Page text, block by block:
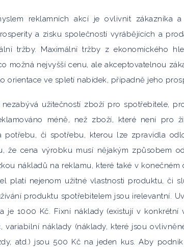
reklamních akcí je ovlivnit
a zisku společností vyrábějících a
tržby. Maximální tržby z ekonomického
možná nejvyšší cenu, ale akceptovatelnou
orientace ve spletí nabídek, případně jeho
nezabývá užitečností zboží pro spotřebitele,
méně, než zboží, které není pro
potřebu, či spotřebu, kterou lze zpravidla
že cena výrobku musí nějakým způsobem
nákladů na reklamu, které také v
platí nejenom užitné vlastnosti produktu, či
produktu spotřebitelem jsou irelevantní.
je 1000 Kč. Fixní náklady (existují v
variabilní náklady (náklady, které jsou
atd.) jsou 500 Kč na jeden kus. Aby